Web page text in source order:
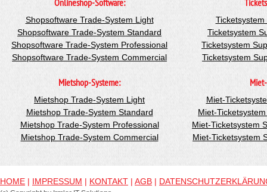
Onlineshop-Software:
Shopsoftware Trade-System Light
Shopsoftware Trade-System Standard
Shopsoftware Trade-System Professional
Shopsoftware Trade-System Commercial
Mietshop-Systeme:
Mietshop Trade-System Light
Mietshop Trade-System Standard
Mietshop Trade-System Professional
Mietshop Trade-System Commercial
Ticketsystem
Ticketsystem
Ticketsystem
Miet-
Miet-
Miet-Ticketsystem
Miet-Ticketsystem
HOME | IMPRESSUM | KONTAKT | AGB |